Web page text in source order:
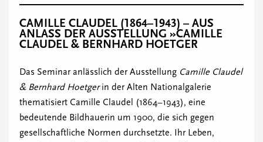
CAMILLE CLAUDEL (1864–1943) – AUS
ANLASS DER AUSSTELLUNG »CAMILLE
CLAUDEL & BERNHARD HOETGER
Das Seminar anlässlich der Ausstellung Camille Claudel
& Bernhard Hoetgerin der Alten Nationalgalerie
thematisiert Camille Claudel (1864–1943), eine
bedeutende Bildhauerin um 1900, die sich gegen
gesellschaftliche Normen durchsetzte. Ihr Leben,